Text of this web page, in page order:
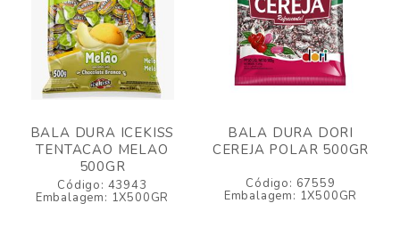
BALA DURA ICEKISS
TENTACAO MELAO
500GR
Código: 43943
Embalagem: 1X500GR
BALA DURA DORI
CEREJA POLAR 500GR
Código: 67559
Embalagem: 1X500GR